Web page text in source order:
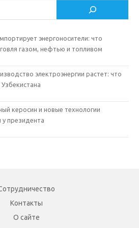
энергоносители: что
газом, нефтью и топливом
электроэнергии растет: что
керосин и новые технологии
президента
Контакты
О сайте